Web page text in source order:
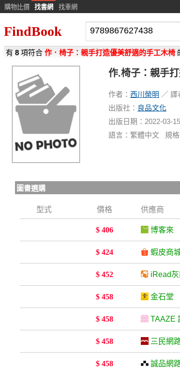
購物比價 找書網 找車網
FindBook
有 8 項符合 作．椅子：親手打造優美舒適的手工木椅
作.椅子：親手
作者： 西川榮明 ／ 譯
出版社： 良品文化
出版日期：2022-03-15
語言：繁體中文 規格
圖書選購
型式 價格 供應商
$ 406 博客來
$ 424 蝦皮商
$ 452 iRead
$ 458 金石堂
$ 458 TAAZE
$ 458 三民網
$ 458 誠品網